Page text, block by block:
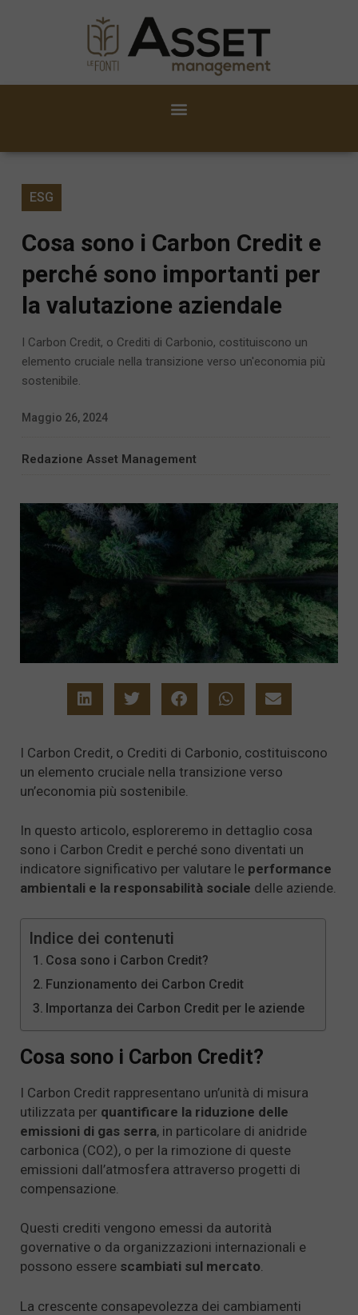
ESG
Cosa sono i Carbon Credit e
perché sono importanti per
la valutazione aziendale
I Carbon Credit, o Crediti di Carbonio, costituiscono un
elemento cruciale nella transizione verso un'economia più
sostenibile.
Maggio 26, 2024
Redazione Asset Management
I Carbon Credit, o Crediti di Carbonio, costituiscono
un elemento cruciale nella transizione verso
un’economia più sostenibile.
In questo articolo, esploreremo in dettaglio cosa
sono i Carbon Credit e perché sono diventati un
indicatore significativo per valutare le performance
ambientali e la responsabilità sociale delle aziende.
Indice dei contenuti
Cosa sono i Carbon Credit?
Funzionamento dei Carbon Credit
Importanza dei Carbon Credit per le aziende
Cosa sono i Carbon Credit?
I Carbon Credit rappresentano un’unità di misura
utilizzata per quantificare la riduzione delle
emissioni di gas serra, in particolare di anidride
carbonica (CO2), o per la rimozione di queste
emissioni dall’atmosfera attraverso progetti di
compensazione.
Questi crediti vengono emessi da autorità
governative o da organizzazioni internazionali e
possono essere scambiati sul mercato.
La crescente consapevolezza dei cambiamenti